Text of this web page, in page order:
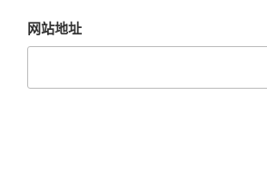
网站地址